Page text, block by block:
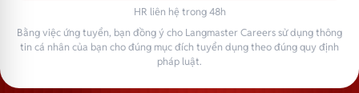
HR liên hệ trong 48h
Bằng việc ứng tuyển, bạn đồng ý cho Langmaster Careers sử dụng thông
tin cá nhân của bạn cho đúng mục đích tuyển dụng theo đúng quy định
pháp luật.